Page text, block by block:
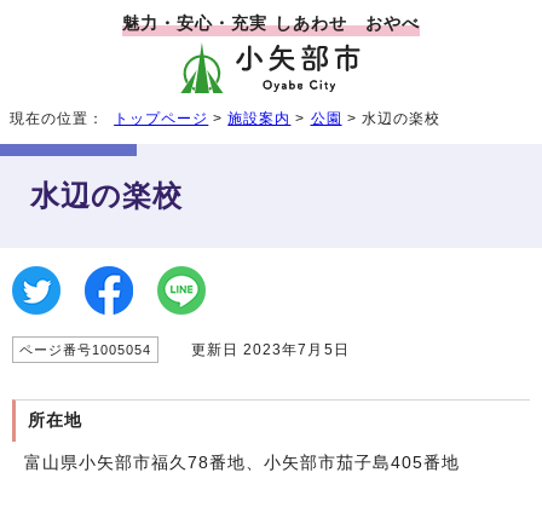
魅力・安心・充実 しあわせ おやべ
現在の位置： トップページ >施設案内 > 公園 > 水辺の楽校
水辺の楽校
ページ番号1005054 更新日 2023年7月5日
所在地
富山県小矢部市福久78番地、小矢部市茄子島405番地